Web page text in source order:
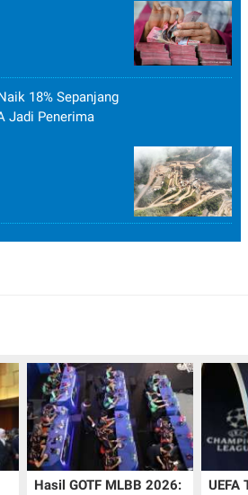
18% Sepanjang
Jadi Penerima
Hasil GOTF MLBB 2026:
UEFA